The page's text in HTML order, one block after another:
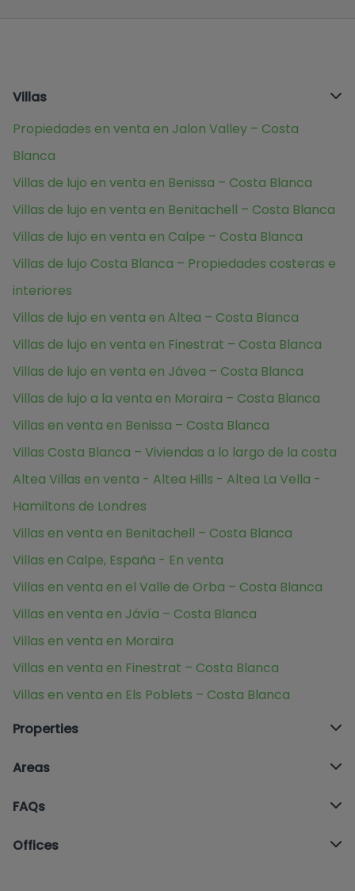
Villas
Propiedades en venta en Jalon Valley – Costa
Blanca
Villas de lujo en venta en Benissa – Costa Blanca
Villas de lujo en venta en Benitachell – Costa Blanca
Villas de lujo en venta en Calpe – Costa Blanca
Villas de lujo Costa Blanca – Propiedades costeras e
interiores
Villas de lujo en venta en Altea – Costa Blanca
Villas de lujo en venta en Finestrat – Costa Blanca
Villas de lujo en venta en Jávea – Costa Blanca
Villas de lujo a la venta en Moraira – Costa Blanca
Villas en venta en Benissa – Costa Blanca
Villas Costa Blanca – Viviendas a lo largo de la costa
Altea Villas en venta - Altea Hills - Altea La Vella -
Hamiltons de Londres
Villas en venta en Benitachell – Costa Blanca
Villas en Calpe, España - En venta
Villas en venta en el Valle de Orba – Costa Blanca
Villas en venta en Jávía – Costa Blanca
Villas en venta en Moraira
Villas en venta en Finestrat – Costa Blanca
Villas en venta en Els Poblets – Costa Blanca
Properties
Areas
FAQs
Offices